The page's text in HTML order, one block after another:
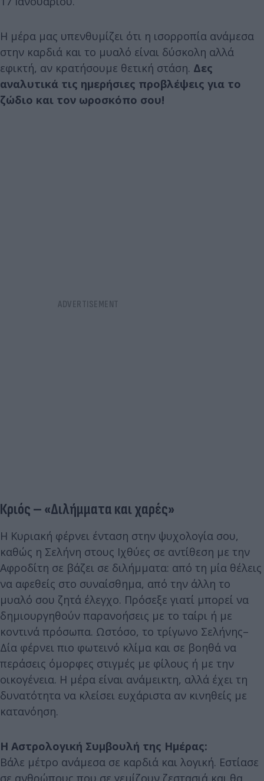
Η μέρα μας υπενθυμίζει ότι η ισορροπία ανάμεσα
στην καρδιά και το μυαλό είναι δύσκολη αλλά
εφικτή, αν κρατήσουμε θετική στάση. Δες
αναλυτικά τις ημερήσιες προβλέψεις για το
ζώδιο και τον ωροσκόπο σου!
Κριός – «Διλήμματα και χαρές»
Η Κυριακή φέρνει ένταση στην ψυχολογία σου,
καθώς η Σελήνη στους Ιχθύες σε αντίθεση με την
Αφροδίτη σε βάζει σε διλήμματα: από τη μία θέλεις
να αφεθείς στο συναίσθημα, από την άλλη το
μυαλό σου ζητά έλεγχο. Πρόσεξε γιατί μπορεί να
δημιουργηθούν παρανοήσεις με το ταίρι ή με
κοντινά πρόσωπα. Ωστόσο, το τρίγωνο Σελήνης–
Δία φέρνει πιο φωτεινό κλίμα και σε βοηθά να
περάσεις όμορφες στιγμές με φίλους ή με την
οικογένεια. Η μέρα είναι ανάμεικτη, αλλά έχει τη
δυνατότητα να κλείσει ευχάριστα αν κινηθείς με
κατανόηση.
Η Αστρολογική Συμβουλή της Ημέρας:
Βάλε μέτρο ανάμεσα σε καρδιά και λογική. Εστίασε
σε ανθρώπους που σε γεμίζουν ζεστασιά και θα